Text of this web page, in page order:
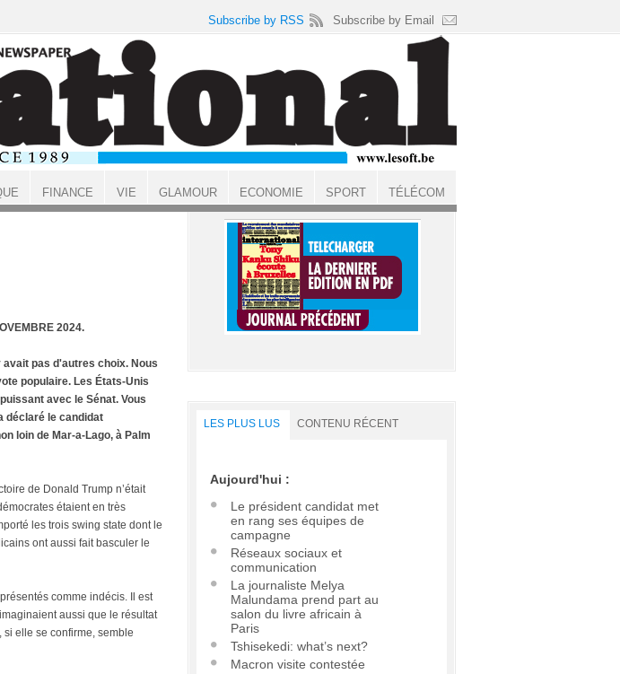
2024.
avait pas d'autres choix. Nous
populaire. Les États-Unis
avec le Sénat. Vous
déclaré le candidat
loin de Mar-a-Lago, à Palm
de Donald Trump n’était
étaient en très
les trois swing state dont le
ont aussi fait basculer le
comme indécis. Il est
aussi que le résultat
elle se confirme, semble
LES PLUS LUS CONTENU RÉCENT
Aujourd'hui :
Le président candidat met
en rang ses équipes de
campagne
Réseaux sociaux et
communication
La journaliste Melya
Malundama prend part au
salon du livre africain à
Paris
Tshisekedi: what’s next?
Macron visite contestée
Subscribe by RSS Subscribe by Email
FINANCE VIE GLAMOUR ECONOMIE SPORT TÉLÉCOM